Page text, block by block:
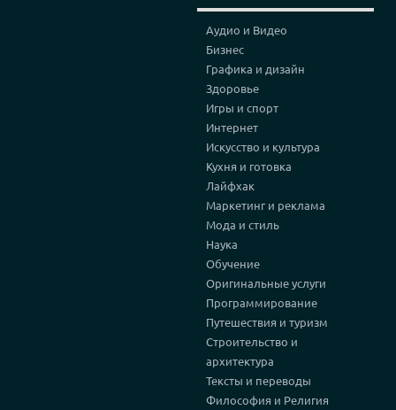
Аудио и Видео
Бизнес
Графика и дизайн
Здоровье
Игры и спорт
Интернет
Искусство и культура
Кухня и готовка
Лайфхак
Маркетинг и реклама
Мода и стиль
Наука
Обучение
Оригинальные услуги
Программирование
Путешествия и туризм
Строительство и
архитектура
Тексты и переводы
Философия и Религия